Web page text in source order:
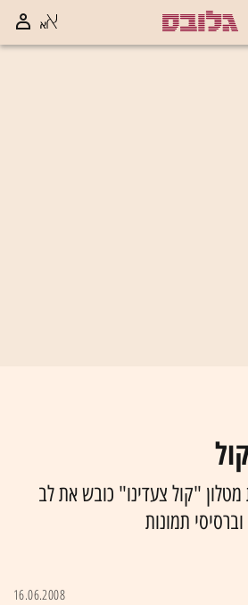
"קול צעדינו" כובש את לב
תמונות
16.06.2008